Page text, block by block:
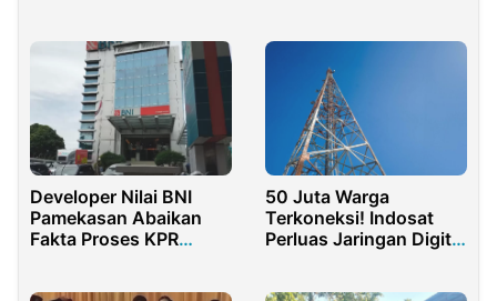
Developer Nilai BNI
Pamekasan Abaikan
Fakta Proses KPR
50 Juta Warga
Terkoneksi! Indosat
Perluas Jaringan Digital